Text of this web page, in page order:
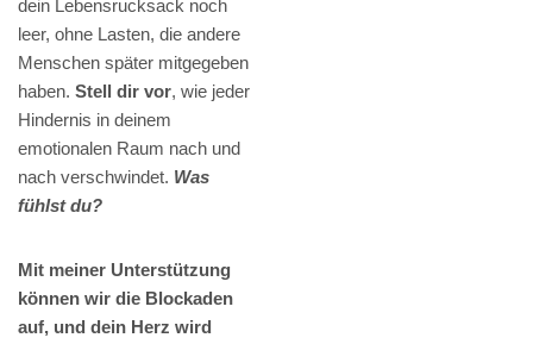
dein Lebensrucksack noch
leer, ohne Lasten, die andere
Menschen später mitgegeben
haben. Stell dir vor, wie jeder
Hindernis in deinem
emotionalen Raum nach und
nach verschwindet. Was
fühlst du?
Mit meiner Unterstützung
können wir die Blockaden
auf, und dein Herz wird